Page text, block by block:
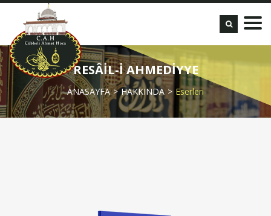
RESÂİL-İ AHMEDİYYE
ANASAYFA HAKKINDA Eserleri